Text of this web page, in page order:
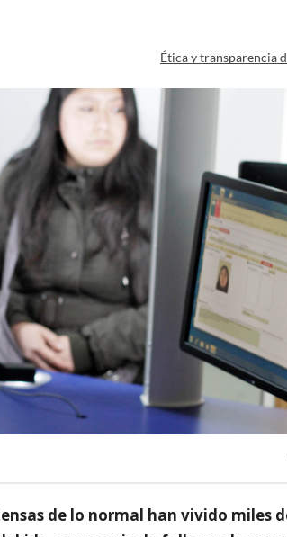
Ética y transparencia
de lo normal han vivido miles